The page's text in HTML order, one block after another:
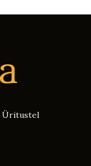
Üritustel